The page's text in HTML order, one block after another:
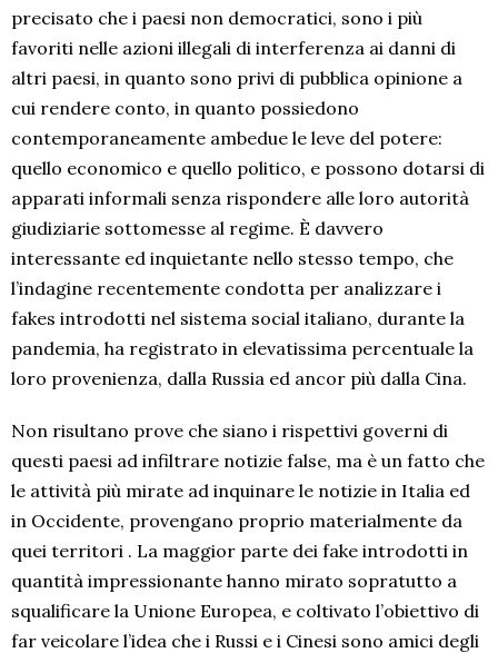
precisato che i paesi non democratici, sono i più
favoriti nelle azioni illegali di interferenza ai danni di
altri paesi, in quanto sono privi di pubblica opinione a
cui rendere conto, in quanto possiedono
contemporaneamente ambedue le leve del potere:
quello economico e quello politico, e possono dotarsi di
apparati informali senza rispondere alle loro autorità
giudiziarie sottomesse al regime. È davvero
interessante ed inquietante nello stesso tempo, che
l’indagine recentemente condotta per analizzare i
fakes introdotti nel sistema social italiano, durante la
pandemia, ha registrato in elevatissima percentuale la
loro provenienza, dalla Russia ed ancor più dalla Cina.
Non risultano prove che siano i rispettivi governi di
questi paesi ad infiltrare notizie false, ma è un fatto che
le attività più mirate ad inquinare le notizie in Italia ed
in Occidente, provengano proprio materialmente da
quei territori . La maggior parte dei fake introdotti in
quantità impressionante hanno mirato sopratutto a
squalificare la Unione Europea, e coltivato l’obiettivo di
far veicolare l’idea che i Russi e i Cinesi sono amici degli